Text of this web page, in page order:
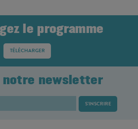
le programme
TÉLÉCHARGER
notre newsletter